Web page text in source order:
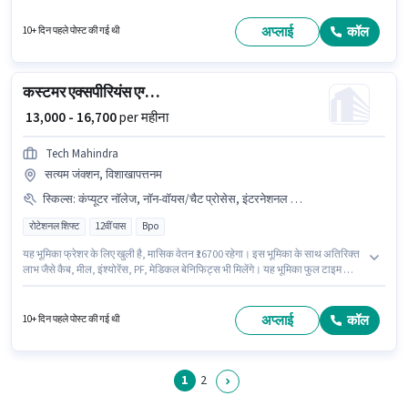
फुल टाइम भूमिका है, जिसमें रोटेशनल शिफ्ट और 6 days working प्रति सप्ताह है। इस
भूमिका के लिए आवेदक के पास कंप्यूटर नॉलेज, डोमेस्टिक कॉलिंग, इंटरनेशनल कॉलिंग, क्वेरी
10+ दिन पहले पोस्ट की गई थी अप्लाई कॉल
कस्टमर एक्सपीरियंस एग्जीक्यूटिव
₹ 13,000 - 16,700per महीना
Tech Mahindra
सत्यम जंक्शन, विशाखापत्तनम
स्किल्स: कंप्यूटर नॉलेज, नॉन-वॉयस/चैट प्रोसेस, इंटरनेशनल कॉलिंग, डोमेस्टिक कॉलिंग, क्वेरी रेसोल्युशन
रोटेशनल शिफ्ट 12वीं पास Bpo
यह भूमिका फ्रेशर के लिए खुली है, मासिक वेतन ₹16700 रहेगा। इस भूमिका के साथ अतिरिक्त
लाभ जैसे कैब, मील, इंश्योरेंस, PF, मेडिकल बेनिफिट्स भी मिलेंगे। यह भूमिका फुल टाइम की
नॉन-वॉयस/चैट प्रोसेस जैसी स्किल्स होनी चाहिए। यह वैकेंसी सत्यम जंक्शन, विशाखापत्तनम
10+ दिन पहले पोस्ट की गई थी अप्लाई कॉल
1 2